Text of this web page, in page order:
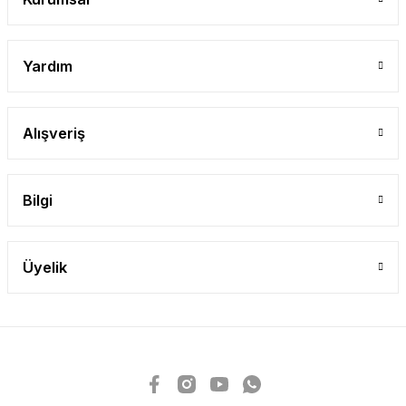
Yardım
Alışveriş
Bilgi
Üyelik